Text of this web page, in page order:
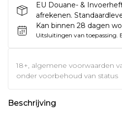
EU Douane- &
afrekenen.
Kan binnen 28 dagen
Uitsluitingen van toepassing.
18+, algemene voorwaarden
onder voorbehoud van status
Beschrijving